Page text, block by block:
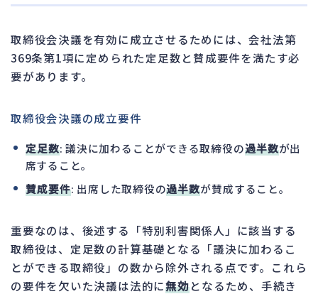
取締役会決議を有効に成立させるためには、会社法第
369条第1項に定められた定足数と賛成要件を満たす必
要があります。
取締役会決議の成立要件
定足数: 議決に加わることができる取締役の過半数が出
席すること。
賛成要件: 出席した取締役の過半数が賛成すること。
重要なのは、後述する「特別利害関係人」に該当する
取締役は、定足数の計算基礎となる「議決に加わるこ
とができる取締役」の数から除外される点です。これら
の要件を欠いた決議は法的に無効となるため、手続き